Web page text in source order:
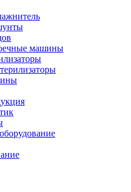
машины